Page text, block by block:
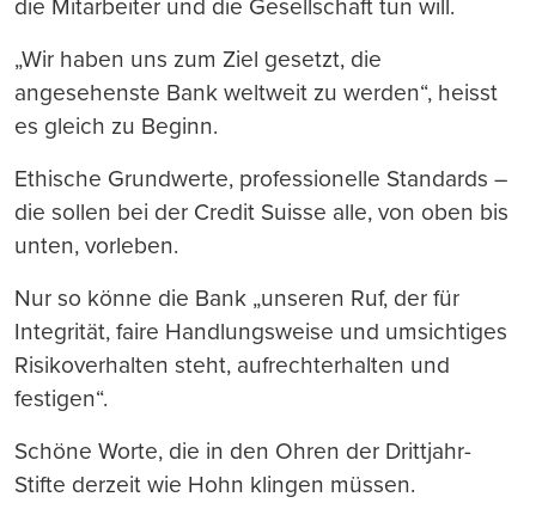
die Mitarbeiter und die Gesellschaft tun will.
„Wir haben uns zum Ziel gesetzt, die
angesehenste Bank weltweit zu werden“, heisst
es gleich zu Beginn.
Ethische Grundwerte, professionelle Standards –
die sollen bei der Credit Suisse alle, von oben bis
unten, vorleben.
Nur so könne die Bank „unseren Ruf, der für
Integrität, faire Handlungsweise und umsichtiges
Risikoverhalten steht, aufrechterhalten und
festigen“.
Schöne Worte, die in den Ohren der Drittjahr-
Stifte derzeit wie Hohn klingen müssen.